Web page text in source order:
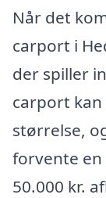
Når det
carport i
der spiller
carport
størrelse,
forvente en
50.000 kr.